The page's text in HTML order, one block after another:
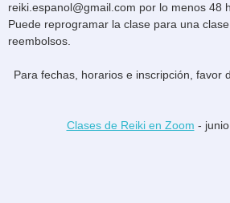
reiki.espanol@gmail.com por lo menos 48
Puede reprogramar la clase para una
reembolsos.
Para fechas, horarios e inscripción, favor
Clases de Reiki en Zoom -